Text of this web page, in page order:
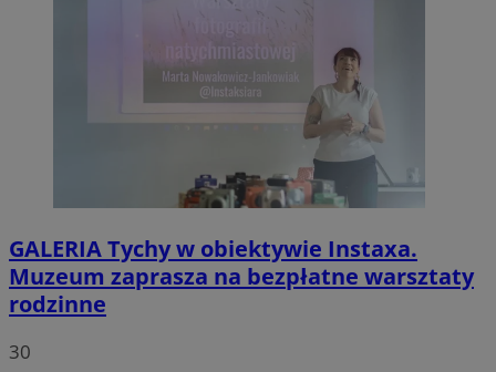
GALERIATychy w obiektywie Instaxa.
Muzeum zaprasza na bezpłatne warsztaty
rodzinne
30